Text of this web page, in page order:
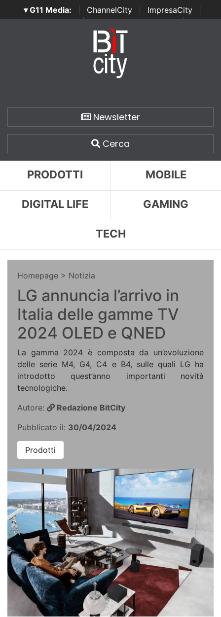
▾ G11 Media: ChannelCity ImpresaCity
SecurityOpenLab | Italian Channel Awards | Italian
Italian Security Awards
Newsletter
Cerca
PRODOTTI MOBILE
DIGITAL LIFE GAMING
TECH
Homepage > Notizia
LG annuncia l’arrivo in
Italia delle gamme TV
2024 OLED e QNED
La gamma 2024 è composta da un’evoluzione
delle serie M4, G4, C4 e B4, sulle quali LG ha
introdotto quest’anno importanti novità
tecnologiche.
Autore:
Redazione BitCity
Pubblicato il: 30/04/2024
Prodotti